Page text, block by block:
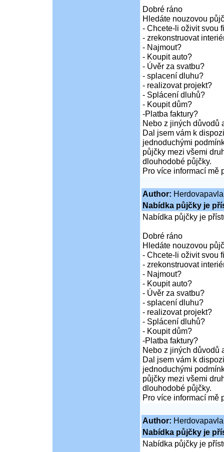
Dobré ráno
Hledáte nouzovou
- Chcete-li oživit svou
- zrekonstruovat
- Najmout?
- Koupit auto?
- Úvěr za svatbu?
- splacení dluhu?
- realizovat projekt?
- Splácení dluhů?
- Koupit dům?
-Platba faktury?
Nebo z jiných důvodů
Dal jsem vám k
jednoduchými
půjčky mezi všemi
dlouhodobé půjčky.
Pro více informací mě
Author: Herdovapavla
Nabídka půjčky je
Nabídka půjčky je
Dobré ráno
Hledáte nouzovou
- Chcete-li oživit svou
- zrekonstruovat
- Najmout?
- Koupit auto?
- Úvěr za svatbu?
- splacení dluhu?
- realizovat projekt?
- Splácení dluhů?
- Koupit dům?
-Platba faktury?
Nebo z jiných důvodů
Dal jsem vám k
jednoduchými
půjčky mezi všemi
dlouhodobé půjčky.
Pro více informací mě
Author: Herdovapavla
Nabídka půjčky je
Nabídka půjčky je